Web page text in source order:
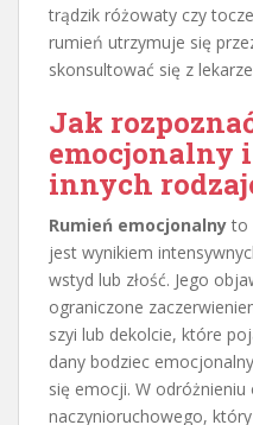
trądzik różowaty czy
rumień utrzymuje się
skonsultować się z
Jak
emocjonalny
innych
Rumień emocjonalny to
jest wynikiem
wstyd lub złość. Jego
ograniczone
szyi lub dekolcie, które
dany bodziec
się emocji. W odróżnieniu
naczynioruchowego,